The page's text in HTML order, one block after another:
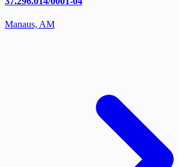
Manaus, AM